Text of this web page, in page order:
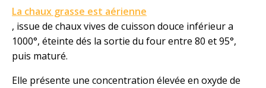
La chaux grasse est aérienne
, issue de chaux vives de cuisson douce inférieur a
1000°, éteinte dés la sortie du four entre 80 et 95°,
puis maturé.
Elle présente une concentration élevée en oxyde de